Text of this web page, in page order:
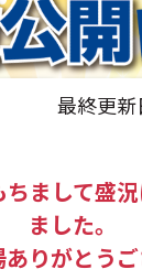
データサイエンス研
合研究所
ギー研究所
所
株主・投資家情報
員／特別研究員
最終更新
まして盛
ました。
りがとうご